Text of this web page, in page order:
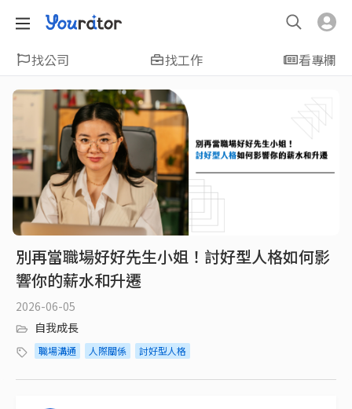
找公司 找工作 看專欄
別再當職場好好先生小姐！討好型人格如何影
響你的薪水和升遷
2026-06-05
自我成長
職場溝通 人際關係 討好型人格